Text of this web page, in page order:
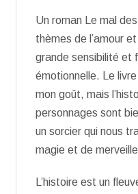
Un roman Le mal
thèmes de l’amour
grande sensibilité et
émotionnelle. Le
mon goût, mais
personnages sont
un sorcier qui nous
magie et de
L’histoire est un